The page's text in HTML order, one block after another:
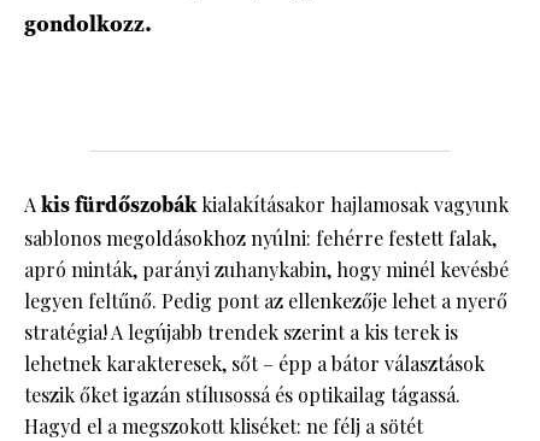
gondolkozz.
Akis fürdőszobákkialakításakor hajlamosak vagyunk
sablonos megoldásokhoz nyúlni: fehérre festett falak,
apró minták, parányi zuhanykabin, hogy minél kevésbé
legyen feltűnő. Pedig pont az ellenkezője lehet a nyerő
stratégia! A legújabb trendek szerint a kis terek is
lehetnek karakteresek, sőt – épp a bátor választások
teszik őket igazán stílusossá és optikailag tágassá.
Hagyd el a megszokott kliséket: ne félj a sötét